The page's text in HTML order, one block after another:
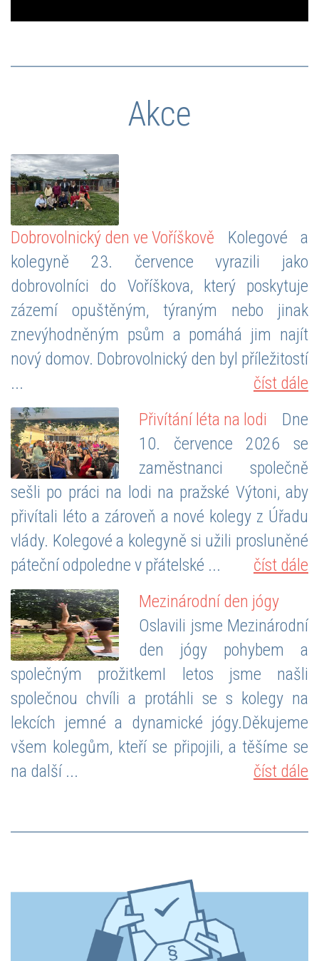
Akce
Dobrovolnický den ve Voříškově Kolegové a
kolegyně 23. července vyrazili jako
dobrovolníci do Voříškova, který poskytuje
zázemí opuštěným, týraným nebo jinak
znevýhodněným psům a pomáhá jim najít
nový domov. Dobrovolnický den byl příležitostí
...
číst dále
Přivítání léta na lodi Dne
10. července 2026 se
zaměstnanci společně
sešli po práci na lodi na pražské Výtoni, aby
přivítali léto a zároveň a nové kolegy z Úřadu
vlády. Kolegové a kolegyně si užili prosluněné
páteční odpoledne v přátelské ...
číst dále
Mezinárodní den jógy
Oslavili jsme Mezinárodní
den jógy pohybem a
společným prožitkemI letos jsme našli
společnou chvíli a protáhli se s kolegy na
lekcích jemné a dynamické jógy.Děkujeme
všem kolegům, kteří se připojili, a těšíme se
na další ...
číst dále